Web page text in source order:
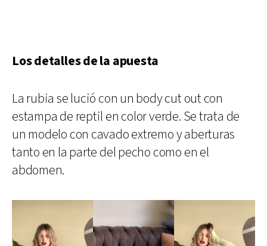
Los detalles de la apuesta
La rubia se lució con un body cut out con
estampa de reptil en color verde. Se trata de
un modelo con cavado extremo y aberturas
tanto en la parte del pecho como en el
abdomen.